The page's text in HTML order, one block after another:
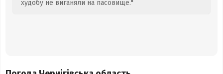
худобу не виганяли на пасовище."